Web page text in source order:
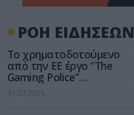
ΡΟΗ ΕΙΔΗΣΕΩΝ
Το χρηματοδοτούμενο
από την ΕΕ έργο “The
Gaming Police”
ενισχύει την ασφάλεια
των παιδιών στο
31.07.2026